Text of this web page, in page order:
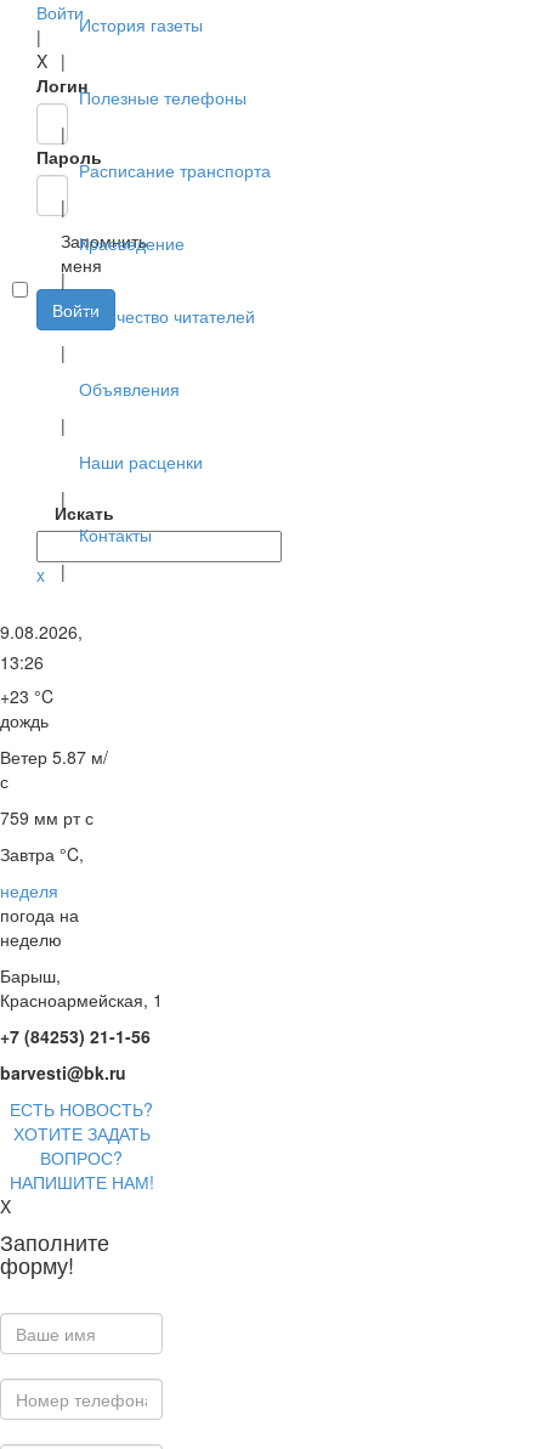
Войти
|
X
Логин
Пароль
Запомнить
меня
Войти
Искать
x
История газеты
|
Полезные телефоны
|
Расписание транспорта
|
Краеведение
|
Творчество читателей
|
Объявления
|
Наши расценки
|
Контакты
|
9.08.2026,
13:26
+23 °C
дождь
Ветер 5.87 м/
с
759 мм рт с
Завтра °C,
неделя
погода на
неделю
Барыш,
Красноармейская, 1
+7 (84253) 21-1-56
barvesti@bk.ru
ЕСТЬ НОВОСТЬ?
ХОТИТЕ ЗАДАТЬ
ВОПРОС?
НАПИШИТЕ НАМ!
X
Заполните
форму!